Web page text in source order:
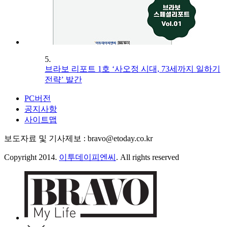
5.
브라보 리포트 1호 ‘사오정 시대, 73세까지 일하기
전략’ 발간
PC버전
공지사항
사이트맵
보도자료 및 기사제보 : bravo@etoday.co.kr
Copyright 2014. 이투데이피엔씨 . All rights reserved